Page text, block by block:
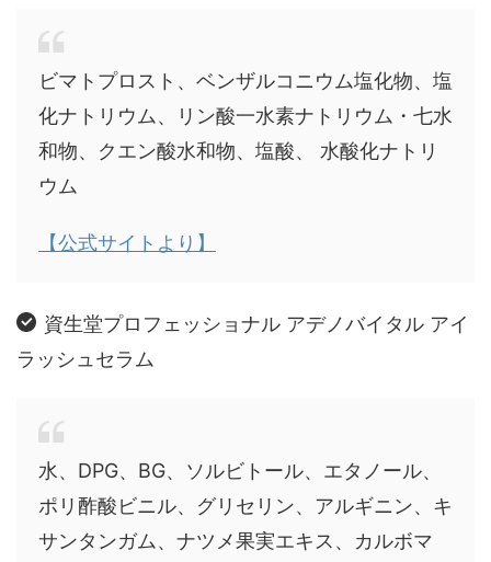
ビマトプロスト、ベンザルコニウム塩化物、塩
化ナトリウム、リン酸一水素ナトリウム・七水
和物、クエン酸水和物、塩酸、 水酸化ナトリ
ウム
【公式サイトより】
資生堂プロフェッショナル アデノバイタル アイ
ラッシュセラム
水、DPG、BG、ソルビトール、エタノール、
ポリ酢酸ビニル、グリセリン、アルギニン、キ
サンタンガム、ナツメ果実エキス、カルボマ